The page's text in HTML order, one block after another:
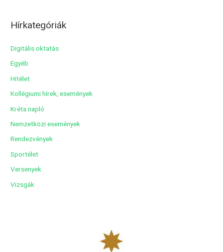
h
m
Hírkategóriák
Digitális oktatás
Egyéb
Hitélet
Kollégiumi hírek, események
Kréta napló
Nemzetközi események
Rendezvények
Sportélet
Versenyek
Vizsgák